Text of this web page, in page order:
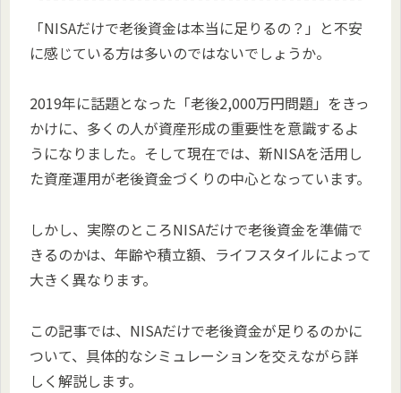
「NISAだけで老後資金は本当に足りるの？」と不安
に感じている方は多いのではないでしょうか。
2019年に話題となった「老後2,000万円問題」をきっ
かけに、多くの人が資産形成の重要性を意識するよ
うになりました。そして現在では、新NISAを活用し
た資産運用が老後資金づくりの中心となっています。
しかし、実際のところNISAだけで老後資金を準備で
きるのかは、年齢や積立額、ライフスタイルによって
大きく異なります。
この記事では、NISAだけで老後資金が足りるのかに
ついて、具体的なシミュレーションを交えながら詳
しく解説します。